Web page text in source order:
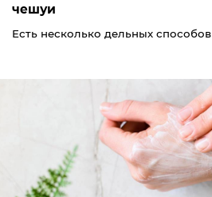
чешуи
Есть несколько дельных способов